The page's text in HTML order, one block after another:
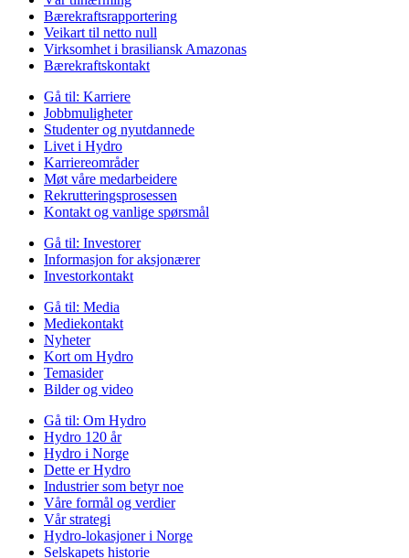
Bærekraftsrapportering
Veikart til netto null
Virksomhet i brasiliansk Amazonas
Bærekraftskontakt
Gå til: Karriere
Jobbmuligheter
Studenter og nyutdannede
Livet i Hydro
Karriereområder
Møt våre medarbeidere
Rekrutteringsprosessen
Kontakt og vanlige spørsmål
Gå til: Investorer
Informasjon for aksjonærer
Investorkontakt
Gå til: Media
Mediekontakt
Nyheter
Kort om Hydro
Temasider
Bilder og video
Gå til: Om Hydro
Hydro 120 år
Hydro i Norge
Dette er Hydro
Industrier som betyr noe
Våre formål og verdier
Vår strategi
Hydro-lokasjoner i Norge
Selskapets historie